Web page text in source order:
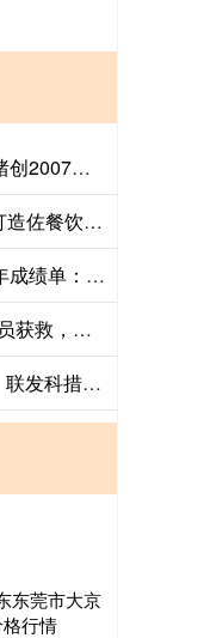
涨8 美国CFTC：交易员对日元看跌情绪创2007年以来最高，对美元看涨程度创2015年以来最高
长城配资 越品越香的大窑20香，正在打造佐餐饮品新标杆
翻翻策略 上海辖区证券经纪业务2025年成绩单：交易量增加八成，佣金率跌破万二
盛谷策略 广西柳州地震最后1名被困人员获救，为91岁老人，生命体征平稳
配资乐 三星停止生产LPDDR4！高通、联发科措手不及：手机又要涨价
东莞市大京
行情